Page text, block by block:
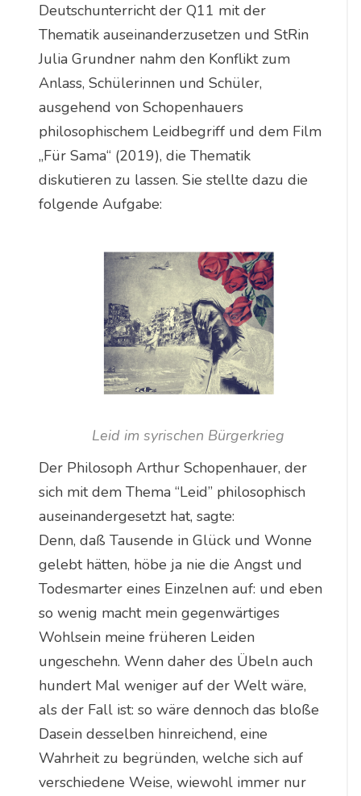
Deutschunterricht der Q11 mit der
Thematik auseinanderzusetzen und StRin
Julia Grundner nahm den Konflikt zum
Anlass, Schülerinnen und Schüler,
ausgehend von Schopenhauers
philosophischem Leidbegriff und dem Film
„Für Sama“ (2019), die Thematik
diskutieren zu lassen. Sie stellte dazu die
folgende Aufgabe:
Leid im syrischen Bürgerkrieg
Der Philosoph Arthur Schopenhauer, der
sich mit dem Thema “Leid” philosophisch
auseinandergesetzt hat, sagte:
Denn, daß Tausende in Glück und Wonne
gelebt hätten, höbe ja nie die Angst und
Todesmarter eines Einzelnen auf: und eben
so wenig macht mein gegenwärtiges
Wohlsein meine früheren Leiden
ungeschehn. Wenn daher des Übeln auch
hundert Mal weniger auf der Welt wäre,
als der Fall ist: so wäre dennoch das bloße
Dasein desselben hinreichend, eine
Wahrheit zu begründen, welche sich auf
verschiedene Weise, wiewohl immer nur